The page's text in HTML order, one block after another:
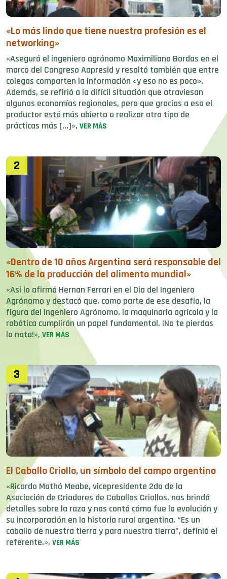
«Lo más lindo que tiene nuestra profesión es el
networking»
«Aseguró el ingeniero agrónomo Maximiliano Bordas en el
marco del Congreso Aapresid y resaltó también que entre
colegas comparten la información «y eso no es poco».
Además, se refirió a la difícil situación que atraviesan
algunas economías regionales, pero que gracias a eso el
productor está más abierto a realizar otro tipo de
prácticas más […]», VER MÁS
2
«Dentro de 10 años Argentina será responsable del
16% de la producción del alimento mundial»
«Así lo afirmó Hernan Ferrari en el Día del Ingeniero
Agrónomo y destacó que, como parte de ese desafío, la
figura del Ingeniero Agrónomo, la maquinaria agrícola y la
robótica cumplirán un papel fundamental. ¡No te pierdas
la nota!», VER MÁS
3
El Caballo Criollo, un símbolo del campo argentino
«Ricardo Mathó Meabe, vicepresidente 2do de la
Asociación de Criadores de Caballos Criollos, nos brindó
detalles sobre la raza y nos contó cómo fue la evolución y
su incorporación en la historia rural argentina. “Es un
caballo de nuestra tierra y para nuestra tierra”, definió el
referente.», VER MÁS